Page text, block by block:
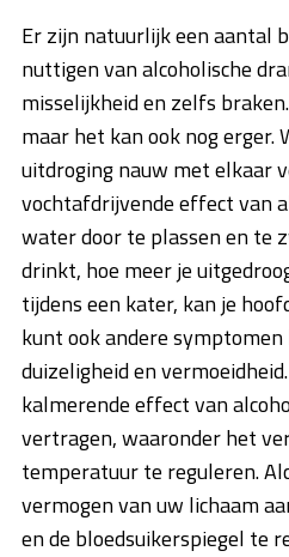
Er zijn natuurlijk een aantal
nuttigen van alcoholische
misselijkheid en zelfs
maar het kan ook nog erger.
uitdroging nauw met elkaar
vochtafdrijvende effect van
water door te plassen en te
drinkt, hoe meer je
tijdens een kater, kan je
kunt ook andere
duizeligheid en
kalmerende effect van
vertragen, waaronder het
temperatuur te reguleren.
vermogen van uw lichaam
en de bloedsuikerspiegel te